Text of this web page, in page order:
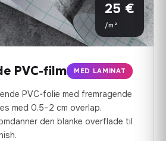
25 €
/m²
PVC-film MED LAMINAT
PVC-folie med fremragende
med 0.5–2 cm overlap.
den blanke overflade til